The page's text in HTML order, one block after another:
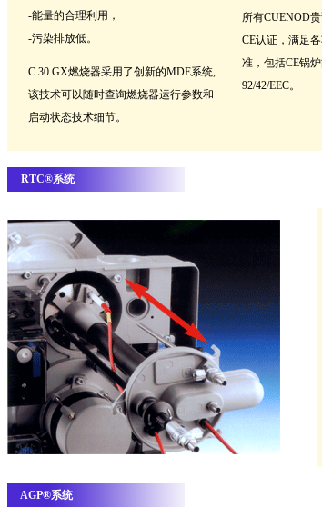
-能量的合理利用，
-污染排放低。
C.30 GX燃烧器采用了创新的MDE系统,
该技术可以随时查询燃烧器运行参数和
启动状态技术细节。
所有CUENOD
CE认证，满足
准，包括CE锅
92/42/EEC。
RTC®系统
AGP®系统